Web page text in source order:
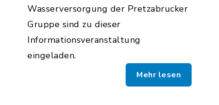
Wasserversorgung der Pretzabrucker
Gruppe sind zu dieser
Informationsveranstaltung
eingeladen.
Mehr lesen